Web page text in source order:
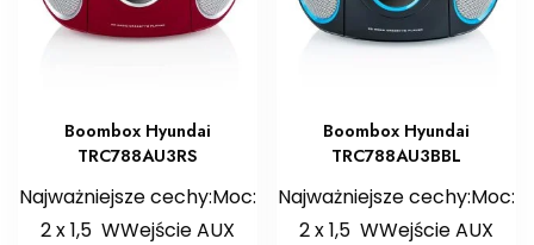
Boombox Hyundai
TRC788AU3RS
Najważniejsze cechy:Moc:
2 x 1,5 WWejście AUX
Boombox Hyundai
TRC788AU3BBL
Najważniejsze cechy:Moc:
2 x 1,5 WWejście AUX